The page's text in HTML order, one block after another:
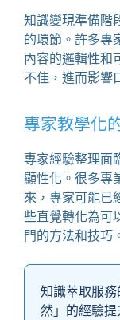
知識變現準備階
的環節。許多專
內容的邏輯性和
不佳，進而影響
專家教學化
專家經驗整理面
顯性化。很多專
來，專家可能已
些直覺轉化為可
門的方法和技巧
知識萃取服
然」的經驗